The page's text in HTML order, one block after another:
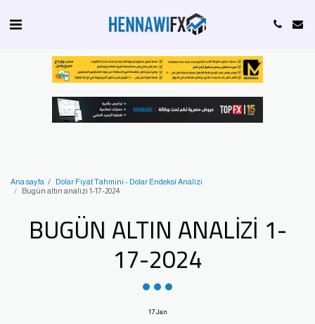
Ana sayfa
Dolar Fiyat Tahmini - Dolar Endeksi Analizi
Bugün altın analizi 1-17-2024
BUGÜN ALTIN ANALIZI 1-
17-2024
17Jan